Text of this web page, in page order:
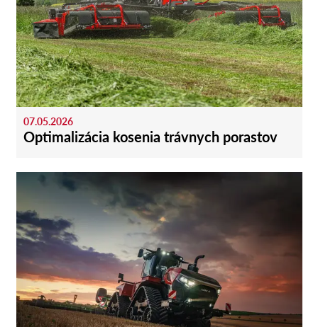
07.05.2026
Optimalizácia kosenia trávnych porastov